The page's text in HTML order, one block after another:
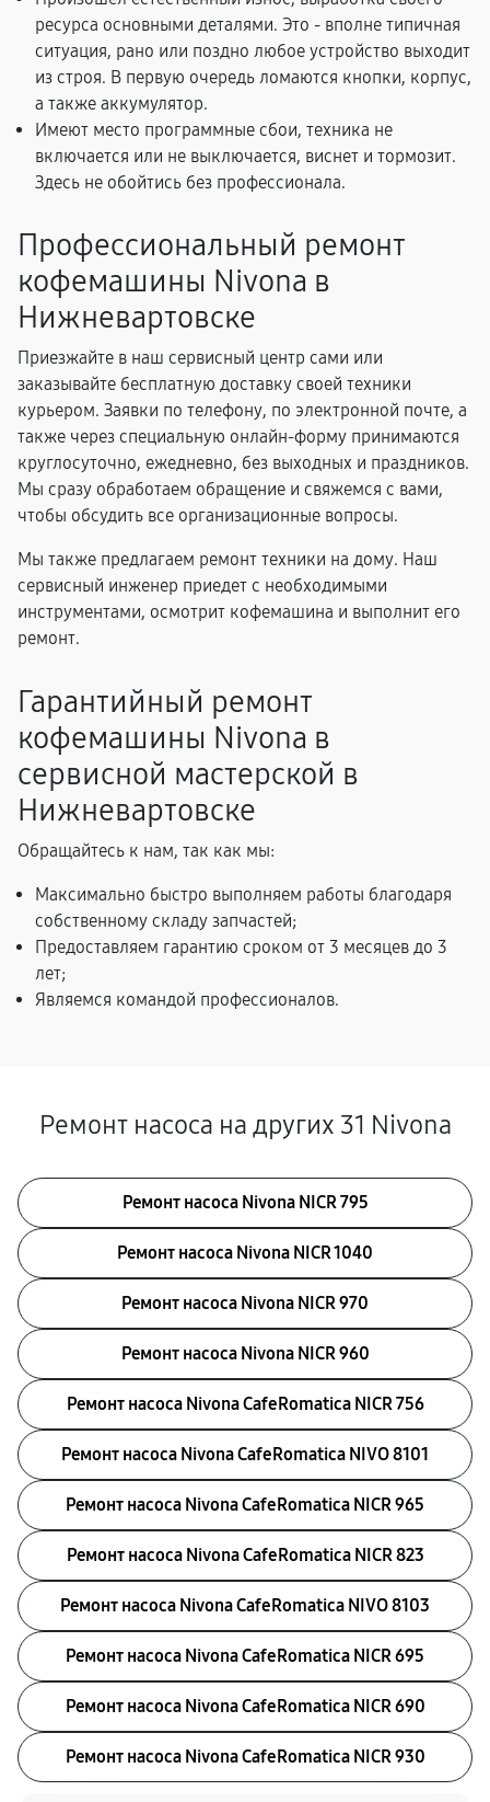
ресурса основными деталями. Это - вполне типичная
ситуация, рано или поздно любое устройство выходит
из строя. В первую очередь ломаются кнопки, корпус,
а также аккумулятор.
Имеют место программные сбои, техника не
включается или не выключается, виснет и тормозит.
Здесь не обойтись без профессионала.
Профессиональный ремонт
кофемашины Nivona в
Нижневартовске
Приезжайте в наш сервисный центр сами или
заказывайте бесплатную доставку своей техники
курьером. Заявки по телефону, по электронной почте, а
также через специальную онлайн-форму принимаются
круглосуточно, ежедневно, без выходных и праздников.
Мы сразу обработаем обращение и свяжемся с вами,
чтобы обсудить все организационные вопросы.
Мы также предлагаем ремонт техники на дому. Наш
сервисный инженер приедет с необходимыми
инструментами, осмотрит кофемашина и выполнит его
ремонт.
Гарантийный ремонт
кофемашины Nivona в
сервисной мастерской в
Нижневартовске
Обращайтесь к нам, так как мы:
Максимально быстро выполняем работы благодаря
собственному складу запчастей;
Предоставляем гарантию сроком от 3 месяцев до 3
лет;
Являемся командой профессионалов.
Ремонт насоса на других 31 Nivona
Ремонт насоса Nivona NICR 795
Ремонт насоса Nivona NICR 1040
Ремонт насоса Nivona NICR 970
Ремонт насоса Nivona NICR 960
Ремонт насоса Nivona CafeRomatica NICR 756
Ремонт насоса Nivona CafeRomatica NIVO 8101
Ремонт насоса Nivona CafeRomatica NICR 965
Ремонт насоса Nivona CafeRomatica NICR 823
Ремонт насоса Nivona CafeRomatica NIVO 8103
Ремонт насоса Nivona CafeRomatica NICR 695
Ремонт насоса Nivona CafeRomatica NICR 690
Ремонт насоса Nivona CafeRomatica NICR 930